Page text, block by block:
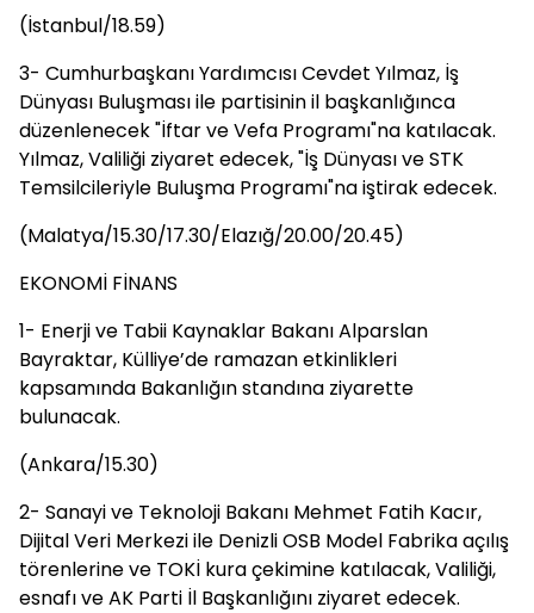
(İstanbul/18.59)
3- Cumhurbaşkanı Yardımcısı Cevdet Yılmaz, İş
Dünyası Buluşması ile partisinin il başkanlığınca
düzenlenecek "İftar ve Vefa Programı"na katılacak.
Yılmaz, Valiliği ziyaret edecek, "İş Dünyası ve STK
Temsilcileriyle Buluşma Programı"na iştirak edecek.
(Malatya/15.30/17.30/Elazığ/20.00/20.45)
EKONOMİ FİNANS
1- Enerji ve Tabii Kaynaklar Bakanı Alparslan
Bayraktar, Külliye’de ramazan etkinlikleri
kapsamında Bakanlığın standına ziyarette
bulunacak.
(Ankara/15.30)
2- Sanayi ve Teknoloji Bakanı Mehmet Fatih Kacır,
Dijital Veri Merkezi ile Denizli OSB Model Fabrika açılış
törenlerine ve TOKİ kura çekimine katılacak, Valiliği,
esnafı ve AK Parti İl Başkanlığını ziyaret edecek.